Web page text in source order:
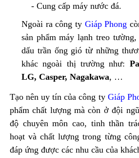
- Cung cấp máy nước đá.
Ngoài ra công ty Giáp Phong
sản phẩm máy lạnh treo tường,
dấu trần ống gió từ những
khác ngoài thị trường như:
LG, Casper, Nagakawa, …
Tạo nên uy tín của công ty Giáp
phẩm chất lượng mà còn ở đội
độ chuyên môn cao, tinh thần
hoạt và chất lượng trong từng
đáp ứng được các nhu cầu của